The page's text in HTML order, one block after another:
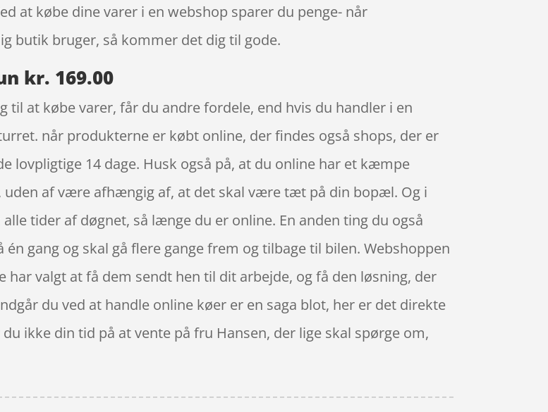
at købe dine varer i en webshop sparer du penge- når
butik bruger, så kommer det dig til gode.
kr. 169.00
at købe varer, får du andre fordele, end hvis du handler i en
når produkterne er købt online, der findes også shops, der er
lovpligtige 14 dage. Husk også på, at du online har et kæmpe
uden af være afhængig af, at det skal være tæt på din bopæl. Og i
tider af døgnet, så længe du er online. En anden ting du også
gang og skal gå flere gange frem og tilbage til bilen. Webshoppen
valgt at få dem sendt hen til dit arbejde, og få den løsning, der
du ved at handle online køer er en saga blot, her er det direkte
ikke din tid på at vente på fru Hansen, der lige skal spørge om,